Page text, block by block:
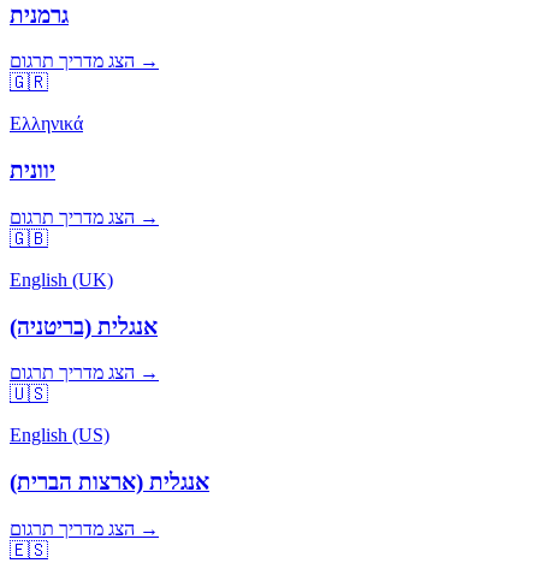
גרמנית
הצג מדריך תרגום →
🇬🇷
Ελληνικά
יוונית
הצג מדריך תרגום →
🇬🇧
English (UK)
אנגלית (בריטניה)
הצג מדריך תרגום →
🇺🇸
English (US)
אנגלית (ארצות הברית)
הצג מדריך תרגום →
🇪🇸